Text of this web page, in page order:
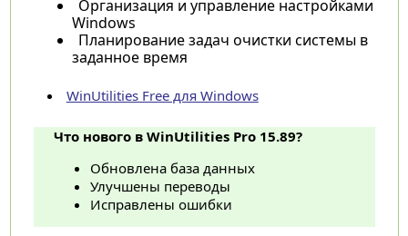
Организация и управление настройками
Windows
Планирование задач очистки системы в
заданное время
WinUtilities Free для Windows
Что нового в WinUtilities Pro 15.89?
Обновлена база данных
Улучшены переводы
Исправлены ошибки